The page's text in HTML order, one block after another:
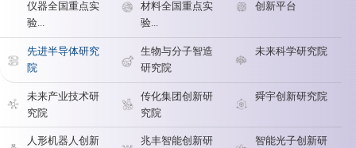
仪器全国重点实
验...
材料全国重点实
验...
创新平台
先进半导体研究
院
生物与分子智造
研究院
未来科学研究院
未来产业技术研
究院
传化集团创新研
究院
舜宇创新研究院
人形机器人创新
兆丰智能创新研
智能光子创新研